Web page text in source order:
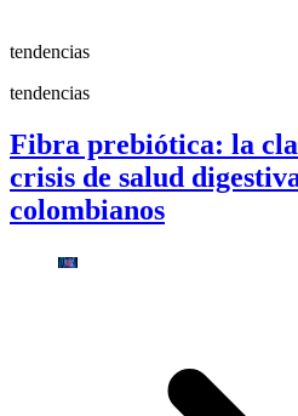
tendencias
tendencias
Fibra prebiótica: la
crisis de salud
colombianos